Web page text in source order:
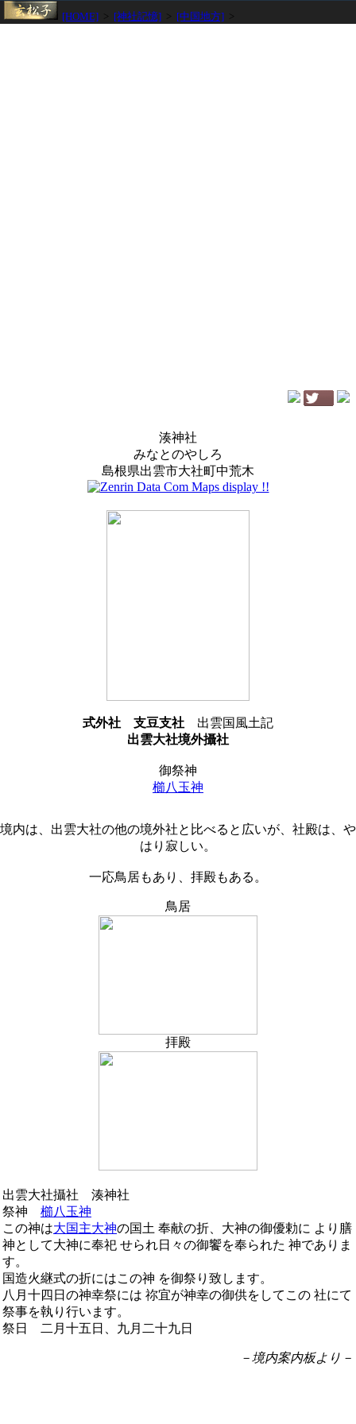
[HOME] [神社記憶] [中国地方]
湊神社
みなとのやしろ
島根県出雲市大社町中荒木
式外社 支豆支社 出雲国風土記
出雲大社境外攝社
御祭神
櫛八玉神
境内は、出雲大社の他の境外社と比べると広いが、社殿は、や
はり寂しい。
一応鳥居もあり、拝殿もある。
鳥居
拝殿
出雲大社攝社 湊神社
祭神 櫛八玉神
この神は大国主大神の国土 奉献の折、大神の御優勅に より膳
神として大神に奉祀 せられ日々の御饗を奉られた 神でありま
す。
国造火継式の折にはこの神 を御祭り致します。
八月十四日の神幸祭には 祢宜が神幸の御供をしてこの 社にて
祭事を執り行います。
祭日 二月十五日、九月二十九日
－境内案内板より－